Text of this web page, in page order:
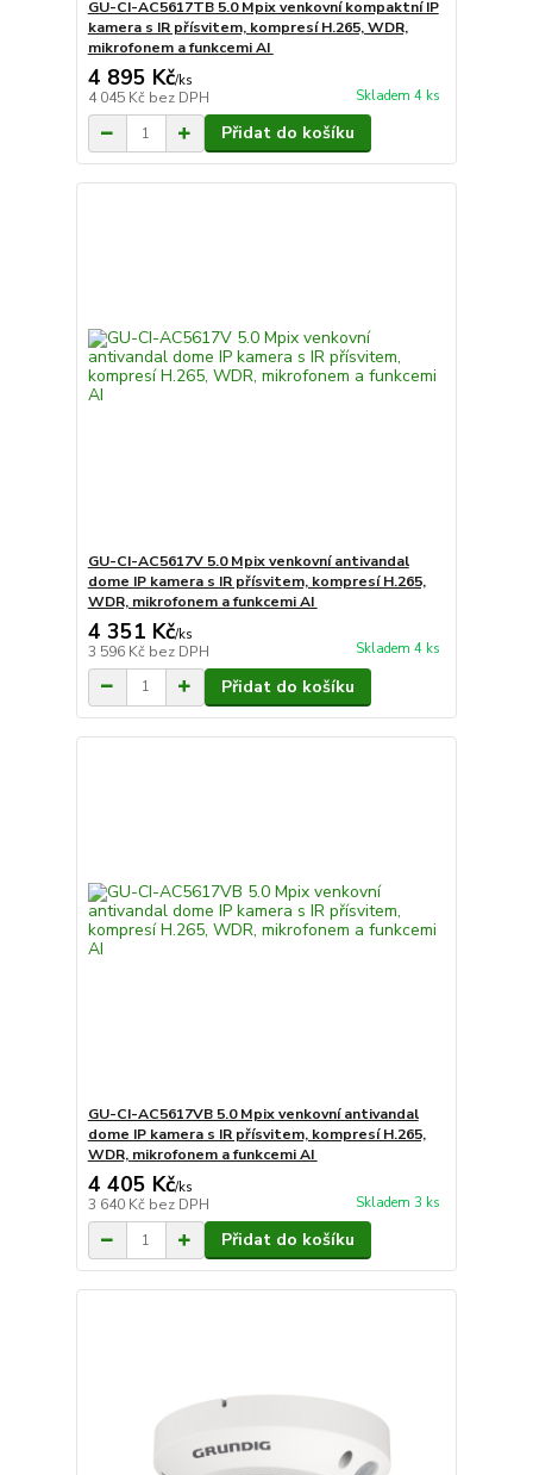
GU-CI-AC5617TB 5.0 Mpix venkovní kompaktní IP
kamera s IR přísvitem, kompresí H.265, WDR,
mikrofonem a funkcemi AI
4 895 Kč/ks
4 045 Kč bez DPH Skladem 4 ks
Přidat do košíku
GU-CI-AC5617V 5.0 Mpix venkovní antivandal
dome IP kamera s IR přísvitem, kompresí H.265,
WDR, mikrofonem a funkcemi AI
4 351 Kč/ks
3 596 Kč bez DPH Skladem 4 ks
Přidat do košíku
GU-CI-AC5617VB 5.0 Mpix venkovní antivandal
dome IP kamera s IR přísvitem, kompresí H.265,
WDR, mikrofonem a funkcemi AI
4 405 Kč/ks
3 640 Kč bez DPH Skladem 3 ks
Přidat do košíku